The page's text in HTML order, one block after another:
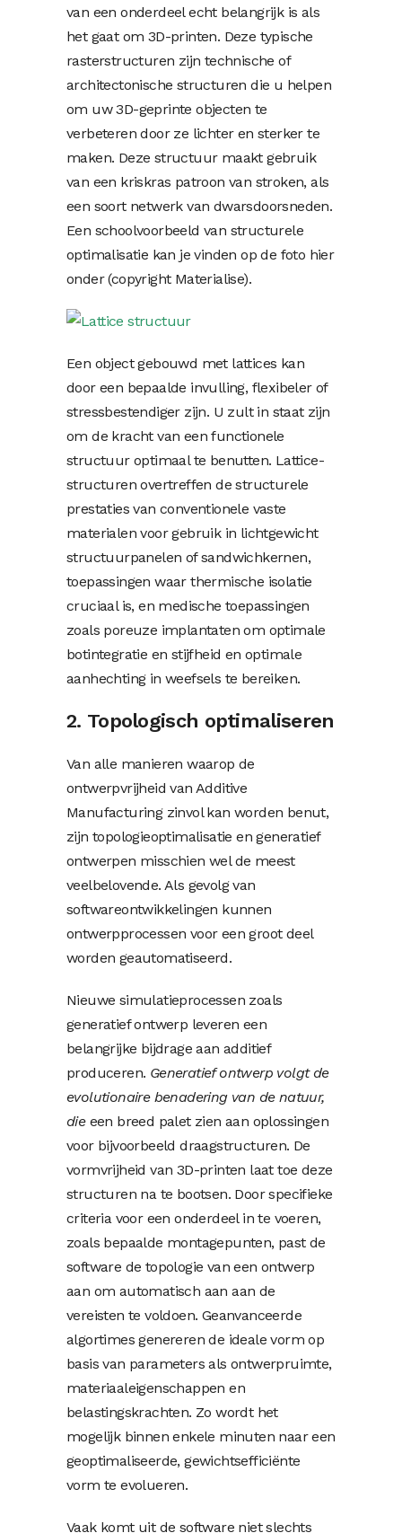
van een onderdeel echt belangrijk is als
het gaat om 3D-printen. Deze typische
rasterstructuren zijn technische of
architectonische structuren die u helpen
om uw 3D-geprinte objecten te
verbeteren door ze lichter en sterker te
maken. Deze structuur maakt gebruik
van een kriskras patroon van stroken, als
een soort netwerk van dwarsdoorsneden.
Een schoolvoorbeeld van structurele
optimalisatie kan je vinden op de foto hier
onder (copyright Materialise).
Een object gebouwd met lattices kan
door een bepaalde invulling, flexibeler of
stressbestendiger zijn. U zult in staat zijn
om de kracht van een functionele
structuur optimaal te benutten. Lattice-
structuren overtreffen de structurele
prestaties van conventionele vaste
materialen voor gebruik in lichtgewicht
structuurpanelen of sandwichkernen,
toepassingen waar thermische isolatie
cruciaal is, en medische toepassingen
zoals poreuze implantaten om optimale
botintegratie en stijfheid en optimale
aanhechting in weefsels te bereiken.
2. Topologisch optimaliseren
Van alle manieren waarop de
ontwerpvrijheid van Additive
Manufacturing zinvol kan worden benut,
zijn topologieoptimalisatie en generatief
ontwerpen misschien wel de meest
veelbelovende. Als gevolg van
softwareontwikkelingen kunnen
ontwerpprocessen voor een groot deel
worden geautomatiseerd.
Nieuwe simulatieprocessen zoals
generatief ontwerp leveren een
belangrijke bijdrage aan additief
produceren. Generatief ontwerp volgt de
evolutionaire benadering van de natuur,
die een breed palet zien aan oplossingen
voor bijvoorbeeld draagstructuren. De
vormvrijheid van 3D-printen laat toe deze
structuren na te bootsen. Door specifieke
criteria voor een onderdeel in te voeren,
zoals bepaalde montagepunten, past de
software de topologie van een ontwerp
aan om automatisch aan aan de
vereisten te voldoen. Geanvanceerde
algortimes genereren de ideale vorm op
basis van parameters als ontwerpruimte,
materiaaleigenschappen en
belastingskrachten. Zo wordt het
mogelijk binnen enkele minuten naar een
geoptimaliseerde, gewichtsefficiënte
vorm te evolueren.
Vaak komt uit de software niet slechts